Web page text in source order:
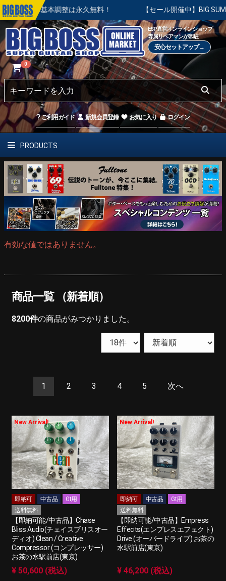
調整は永久無料！ 【セール開催中】BIG SUMMER SALE |
ESP直営オンラインショップ
専属リペアマンが常駐
安心セットアップ→
0
ご利用ガイド 新規会員登録 お気に入り ログイン
PRODUCTS
有効な値ではありません。
商品一覧 （新着順）
8200件の商品がみつかりました。
1 2 3 4 5 次へ
New Arrival!
即納可 中古品
Gt用
送料無料
【即納可能/中古品】Chase
Bliss Audio(チェイスブリスオー
ディオ) Clean / Creative
Compressor (コンプレッサー)
お茶の水駅前店(東京)
¥ 50,600 (税込)
New Arrival!
即納可 中古品
Gt用
送料無料
【即納可能/中古品】Empress
Effects(エンプレスエフェクト)
Drive (オーバードライブ) お茶の
水駅前店(東京)
¥ 46,200 (税込)